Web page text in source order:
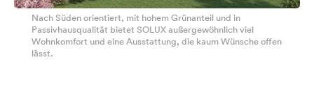
Nach Süden orientiert, mit hohem Grünanteil und in
Passivhausqualität bietet SOLUX außergewöhnlich viel
Wohnkomfort und eine Ausstattung, die kaum Wünsche offen
lässt.